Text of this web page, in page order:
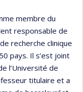
membre du
responsable de
recherche clinique
pays. Il s’est joint
l’Université de
titulaire et a